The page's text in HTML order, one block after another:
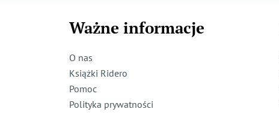
Ważne informacje
O nas
Książki Ridero
Pomoc
Polityka prywatności